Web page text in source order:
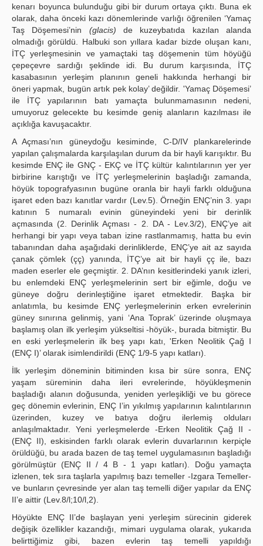
kenarı boyunca bulunduğu gibi bir durum ortaya çıktı. Buna ek
olarak, daha önceki kazı dönemlerinde varlığı öğrenilen ‘Yamaç
Taş Döşemesi’nin (glacis) de kuzeybatıda kazılan alanda
olmadığı görüldü. Halbuki son yıllara kadar bizde oluşan kanı,
İTÇ yerleşmesinin ve yamaçtaki taş döşemenin tüm höyüğü
çepeçevre sardığı şeklinde idi. Bu durum karşısında, İTÇ
kasabasının yerleşim planının geneli hakkında herhangi bir
öneri yapmak, bugün artık pek kolay’ değildir. 'Yamaç Döşemesi’
ile İTÇ yapılarının batı yamaçta bulunmamasının nedeni,
umuyoruz gelecekte bu kesimde geniş alanların kazılması ile
açıklığa kavuşacaktır.
A Açması’nın güneydoğu kesiminde, C-D/IV plankarelerinde
yapılan çalışmalarda karşılaşılan durum da bir hayli karışıktır. Bu
kesimde ENÇ ile GNÇ - EKÇ ve İTÇ kültür kalıntılarının yer yer
birbirine karıştığı ve İTÇ yerleşmelerinin başladığı zamanda,
höyük topografyasının bugüne oranla bir hayli farklı olduğuna
işaret eden bazı kanıtlar vardır (Lev.5). Örneğin ENÇ’nin 3. yapı
katının 5 numaralı evinin güneyindeki yeni bir derinlik
açmasında (2. Derinlik Açması - 2. DA - Lev.3/2), ENÇ’ye ait
herhangi bir yapı veya taban izine rastlanmamış, hatta bu evin
tabanından daha aşağıdaki derinliklerde, ENÇ’ye ait az sayıda
çanak çömlek (çç) yanında, İTÇ’ye ait bir hayli çç ile, bazı
maden eserler ele geçmiştir. 2. DA’nın kesitlerindeki yanık izleri,
bu enlemdeki ENÇ yerleşmelerinin sert bir eğimle, doğu ve
güneye doğru derinleştiğine işaret etmektedir. Başka bir
anlatımla, bu kesimde ENÇ yerleşmelerinin erken evrelerinin
güney sınırına gelinmiş, yani ‘Ana Toprak’ üzerinde oluşmaya
başlamış olan ilk yerleşim yükseltisi -höyük-, burada bitmiştir. Bu
en eski yerleşmelerin ilk beş yapı katı, 'Erken Neolitik Çağ I
(ENÇ I)’ olarak isimlendirildi (ENÇ 1/9-5 yapı katları).
İlk yerleşim döneminin bitiminden kısa bir süre sonra, ENÇ
yaşam süreminin daha ileri evrelerinde, höyükleşmenin
başladığı alanın doğusunda, yeniden yerleşikliği ve bu görece
geç dönemin evlerinin, ENÇ I’in yıkılmış yapılarının kalıntılarının
üzerinden, kuzey ve batıya doğru ilerlemiş olduları
anlaşılmaktadır. Yeni yerleşmelerde -Erken Neolitik Çağ II -
(ENÇ II), eskisinden farklı olarak evlerin duvarlarının kerpiçle
örüldüğü, bu arada bazen de taş temel uygulamasının başladığı
görülmüştür (ENÇ II / 4 B - 1 yapı katları). Doğu yamaçta
izlenen, tek sıra taşlarla yapılmış bazı temeller -Izgara Temeller-
ve bunların çevresinde yer alan taş temelli diğer yapılar da ENÇ
II’e aittir (Lev.8/l;10/l,2).
Höyükte ENÇ II’de başlayan yeni yerleşim sürecinin giderek
değişik özellikler kazandığı, mimari uygulama olarak, yukarıda
belirttiğimiz gibi, bazen evlerin taş temelli yapıldığı